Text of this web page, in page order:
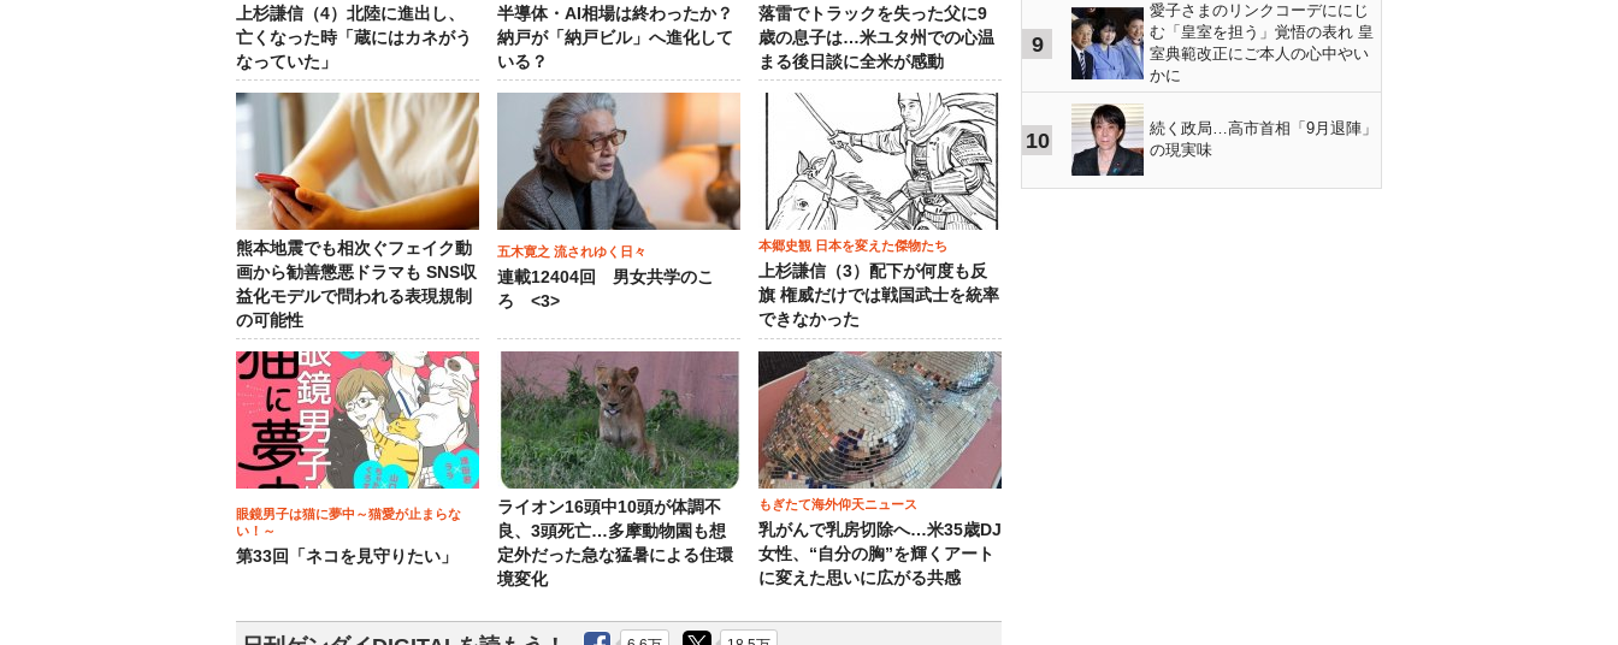
上杉謙信（4）北陸に進出し、
亡くなった時「蔵にはカネがう
なっていた」
半導体・AI相場は終わったか？
納戸が「納戸ビル」へ進化して
いる？
落雷でトラックを失った父に9
歳の息子は…米ユタ州での心温
まる後日談に全米が感動
熊本地震でも相次ぐフェイク動
画から勧善懲悪ドラマも SNS収
益化モデルで問われる表現規制
の可能性
五木寛之 流されゆく日々
連載12404回 男女共学のこ
ろ <3>
本郷史観 日本を変えた傑物たち
上杉謙信（3）配下が何度も反
旗 権威だけでは戦国武士を統率
できなかった
眼鏡男子は猫に夢中～猫愛が止まらな
い！～
第33回「ネコを見守りたい」
ライオン16頭中10頭が体調不
良、3頭死亡…多摩動物園も想
定外だった急な猛暑による住環
境変化
もぎたて海外仰天ニュース
乳がんで乳房切除へ…米35歳DJ
女性、“自分の胸”を輝くアート
に変えた思いに広がる共感
9
愛子さまのリンクコーデににじ
む「皇室を担う」覚悟の表れ 皇
室典範改正にご本人の心中やい
かに
10
続く政局…高市首相「9月退陣」
の現実味